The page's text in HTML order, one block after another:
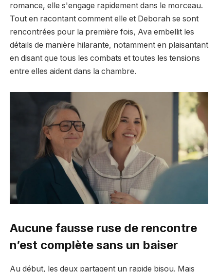
romance, elle s'engage rapidement dans le morceau.
Tout en racontant comment elle et Deborah se sont
rencontrées pour la première fois, Ava embellit les
détails de manière hilarante, notamment en plaisantant
en disant que tous les combats et toutes les tensions
entre elles aident dans la chambre.
Aucune fausse ruse de rencontre
n’est complète sans un baiser
Au début, les deux partagent un rapide bisou. Mais